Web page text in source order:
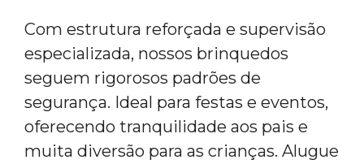
Com estrutura reforçada e supervisão
especializada, nossos brinquedos
seguem rigorosos padrões de
segurança. Ideal para festas e eventos,
oferecendo tranquilidade aos pais e
muita diversão para as crianças. Alugue